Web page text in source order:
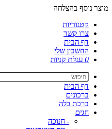
מוצר נוסף בהצלחה
קטגוריות
צרו קשר
דף הבית
החשבון שלי
0 עגלת קניות
דף הבית
ברכונים
ברכת כלה
חגים
- חנוכה